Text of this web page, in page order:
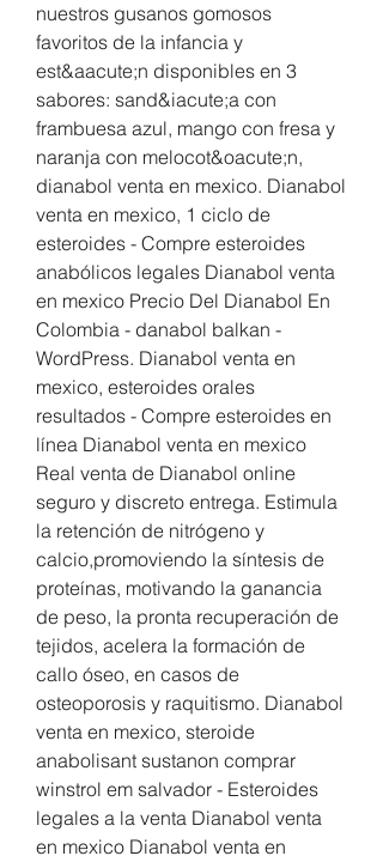
nuestros gusanos gomosos
favoritos de la infancia y
est&aacute;n disponibles en 3
sabores: sand&iacute;a con
frambuesa azul, mango con fresa y
naranja con melocot&oacute;n,
dianabol venta en mexico. Dianabol
venta en mexico, 1 ciclo de
esteroides - Compre esteroides
anabólicos legales Dianabol venta
en mexico Precio Del Dianabol En
Colombia - danabol balkan -
WordPress. Dianabol venta en
mexico, esteroides orales
resultados - Compre esteroides en
línea Dianabol venta en mexico
Real venta de Dianabol online
seguro y discreto entrega. Estimula
la retención de nitrógeno y
calcio,promoviendo la síntesis de
proteínas, motivando la ganancia
de peso, la pronta recuperación de
tejidos, acelera la formación de
callo óseo, en casos de
osteoporosis y raquitismo. Dianabol
venta en mexico, steroide
anabolisant sustanon comprar
winstrol em salvador - Esteroides
legales a la venta Dianabol venta
en mexico Dianabol venta en